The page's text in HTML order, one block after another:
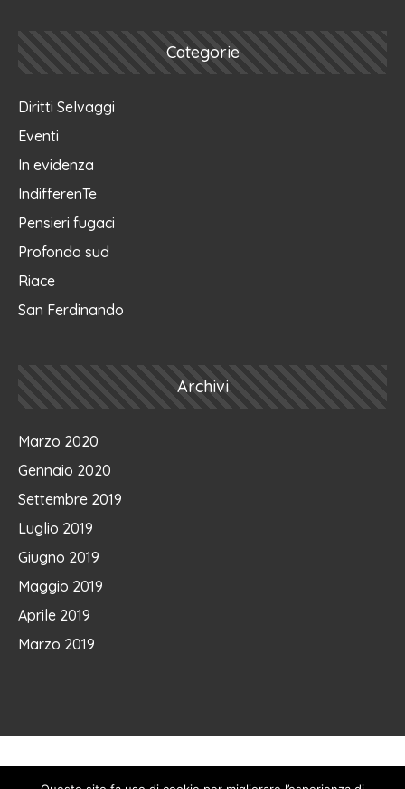
Categorie
Diritti Selvaggi
Eventi
In evidenza
IndifferenTe
Pensieri fugaci
Profondo sud
Riace
San Ferdinando
Archivi
Marzo 2020
Gennaio 2020
Settembre 2019
Luglio 2019
Giugno 2019
Maggio 2019
Aprile 2019
Marzo 2019